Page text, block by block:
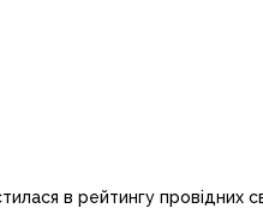
в рейтингу провідних